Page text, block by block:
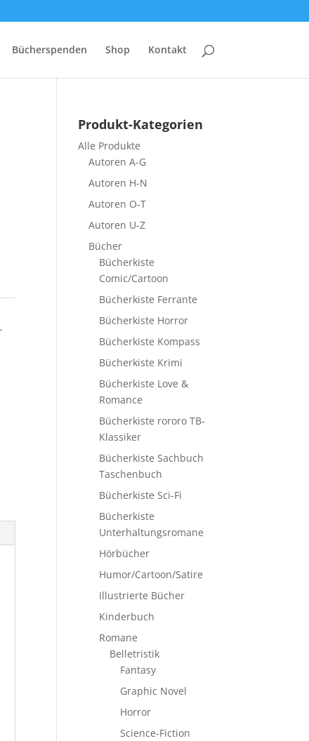
Bücherspenden Shop Kontakt
,
Produkt-Kategorien
Alle Produkte
Autoren A-G
Autoren H-N
Autoren O-T
Autoren U-Z
Bücher
Bücherkiste
Comic/Cartoon
Bücherkiste Ferrante
Bücherkiste Horror
Bücherkiste Kompass
Bücherkiste Krimi
Bücherkiste Love &
Romance
Bücherkiste rororo TB-
Klassiker
Bücherkiste Sachbuch
Taschenbuch
Bücherkiste Sci-Fi
Bücherkiste
Unterhaltungsromane
Hörbücher
Humor/Cartoon/Satire
Illustrierte Bücher
Kinderbuch
Romane
Belletristik
Fantasy
Graphic Novel
Horror
Science-Fiction